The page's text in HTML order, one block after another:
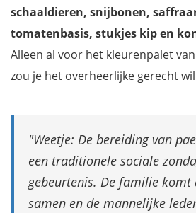
schaaldieren, snijbonen,
tomatenbasis, stukjes kip en
Alleen al voor het kleurenpalet
zou je het overheerlijke gerecht
Weetje: De bereiding van
een traditionele sociale
gebeurtenis. De familie komt
samen en de mannelijke